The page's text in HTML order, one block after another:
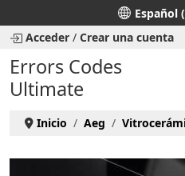
Seleccione su idioma
Español
Acceder / Crear una cuenta
Errors Codes
Ultimate
Inicio Aeg